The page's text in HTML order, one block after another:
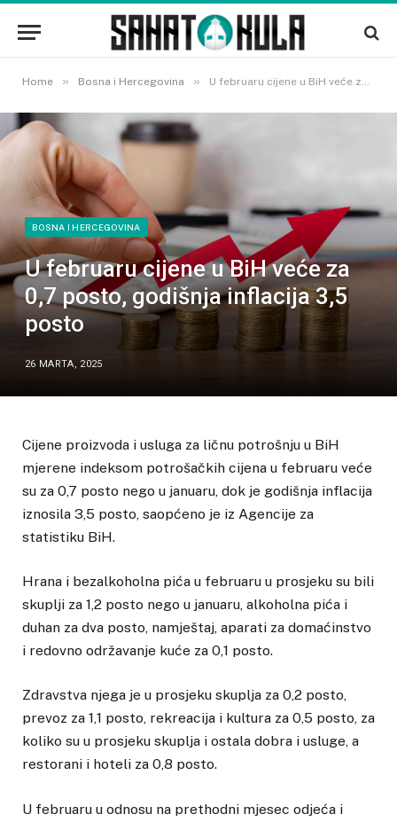
Home » Bosna i Hercegovina » U februaru cijene u BiH veće za 0,7 posto, godišnja inflacija 3,5 posto
BOSNA I HERCEGOVINA
U februaru cijene u BiH veće za
0,7 posto, godišnja inflacija 3,5
posto
26 MARTA, 2025
Cijene proizvoda i usluga za ličnu potrošnju u BiH
mjerene indeksom potrošačkih cijena u februaru veće
su za 0,7 posto nego u januaru, dok je godišnja inflacija
iznosila 3,5 posto, saopćeno je iz Agencije za
statistiku BiH.
Hrana i bezalkoholna pića u februaru u prosjeku su bili
skuplji za 1,2 posto nego u januaru, alkoholna pića i
duhan za dva posto, namještaj, aparati za domaćinstvo
i redovno održavanje kuće za 0,1 posto.
Zdravstva njega je u prosjeku skuplja za 0,2 posto,
prevoz za 1,1 posto, rekreacija i kultura za 0,5 posto, za
koliko su u prosjeku skuplja i ostala dobra i usluge, a
restorani i hoteli za 0,8 posto.
U februaru u odnosu na prethodni mjesec odjeća i